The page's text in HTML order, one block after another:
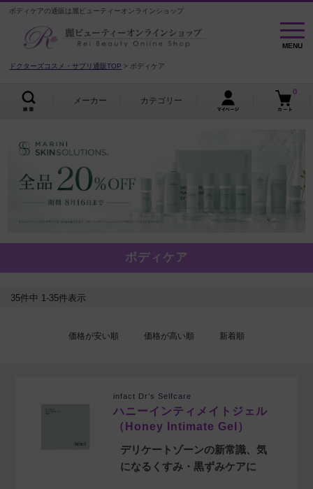
ボディケアの通販は麗ビューティーオンラインショップ
MENU
MENU
ドクターズコスメ・サプリ通販TOP ボディケア
メーカー カテゴリー
0
ボディケア
価格が安い順 価格が高い順 新着順
35件中 1-35件表示
infact Dr's Selfcare
ハニーインティメイトジェル
（Honey Intimate Gel）
デリケートゾーンの新常識、気
になるくすみ・黒ずみケアに